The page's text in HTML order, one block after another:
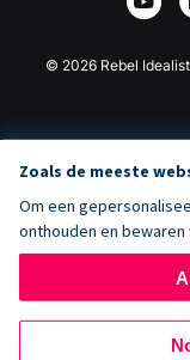
Joomla Donatie
© 2026 Rebel
Zoals de meeste
Om een
onthouden en